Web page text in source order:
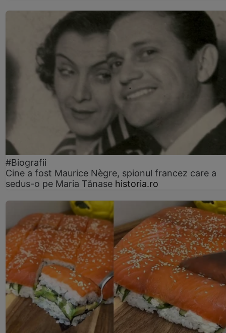
#Biografii
Cine a fost Maurice Nègre, spionul francez care a
sedus-o pe Maria Tănase historia.ro